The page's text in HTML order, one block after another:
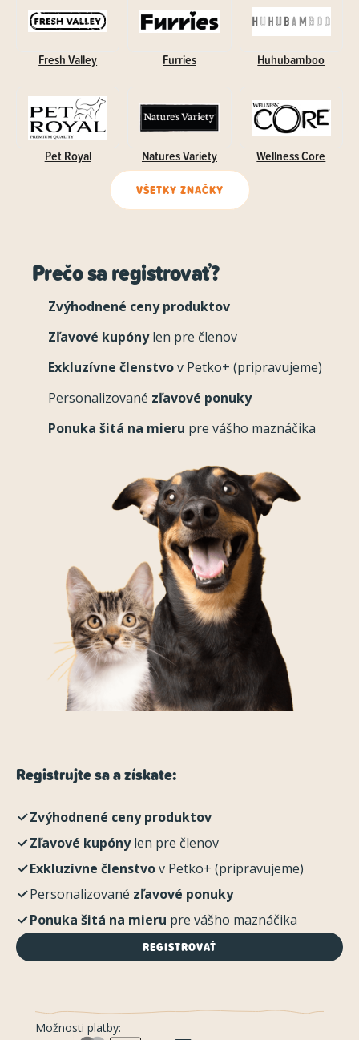
Fresh Valley Furries Huhubamboo
Pet Royal Natures Variety Wellness Core
VŠETKY ZNAČKY
Prečo sa registrovať?
Zvýhodnené ceny produktov
Zľavové kupónylen pre členov
Exkluzívne členstvov Petko+ (pripravujeme)
Personalizované zľavové ponuky
Ponuka šitá na mieru pre vášho maznáčika
Registrujte sa a získate:
Zvýhodnené ceny produktov
Zľavové kupónylen pre členov
Exkluzívne členstvov Petko+ (pripravujeme)
Personalizované zľavové ponuky
Ponuka šitá na mieru pre vášho maznáčika
REGISTROVAŤ
Možnosti platby: